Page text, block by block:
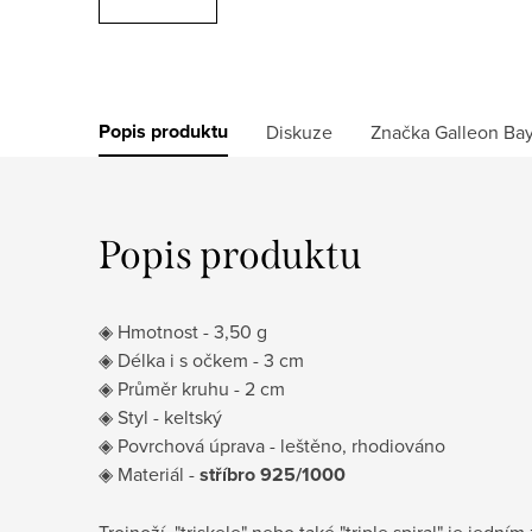
Popis produktu Diskuze Značka Galleon
Popis produktu
◈ Hmotnost - 3,50 g
◈ Délka i s očkem - 3 cm
◈ Průměr kruhu - 2 cm
◈ Styl - keltský
◈ Povrchová úprava - leštěno, rhodiováno
◈ Materiál -stříbro 925/1000